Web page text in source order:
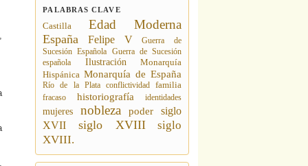
PALABRAS CLAVE
Castilla Edad Moderna
España Felipe V
Guerra de
Sucesión Española Guerra de Sucesión
española
Ilustración
Monarquía
Hispánica Monarquía de España
Río de la Plata conflictividad familia
fracaso
historiografía identidades
mujeres nobleza poder
siglo
XVII
siglo XVIII
siglo
XVIII.